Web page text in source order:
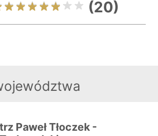
(20)
Paweł Tłoczek -